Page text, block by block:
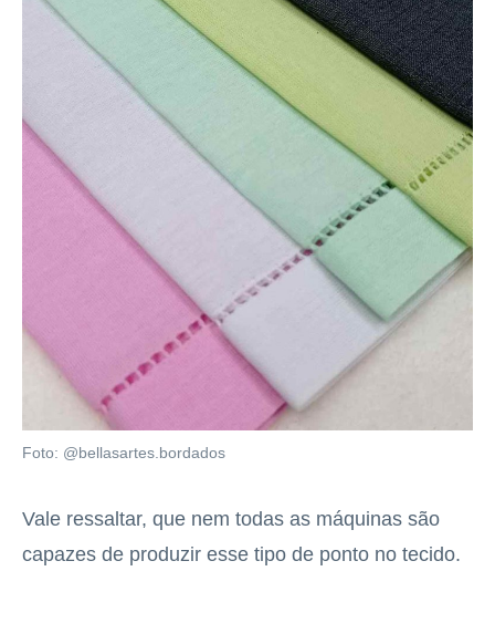
Foto: @bellasartes.bordados
Vale ressaltar, que nem todas as máquinas são
capazes de produzir esse tipo de ponto no tecido.